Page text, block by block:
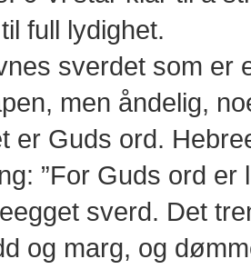
full lydighet.
sverdet som er
men åndelig,
er Guds ord.
”For Guds ord
sverd. Det
og marg, og